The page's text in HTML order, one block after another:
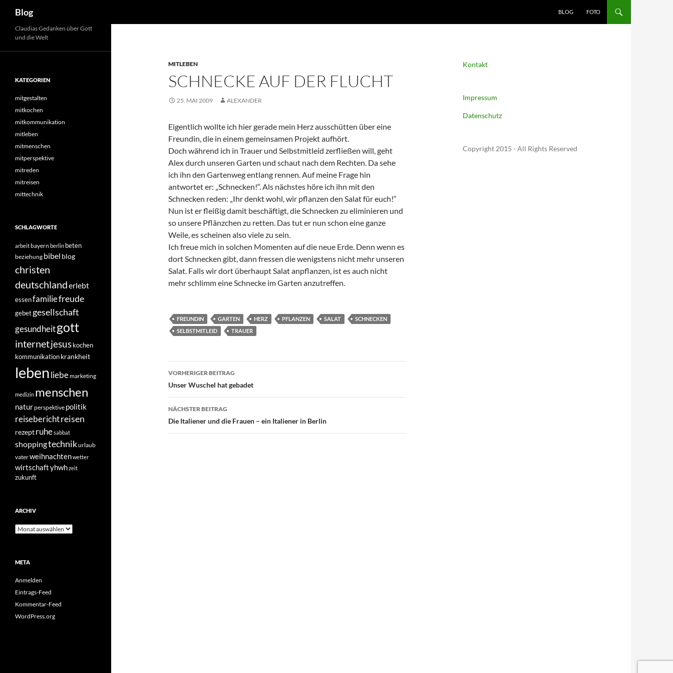
Zum
Inhalt
springen
Blog BLOG FOTO
MITLEBEN
SCHNECKE AUF DER FLUCHT
25. MAI 2009 ALEXANDER
Eigentlich wollte ich hier gerade mein Herz ausschütten über eine
Freundin, die in einem gemeinsamen Projekt aufhört.
Doch während ich in Trauer und Selbstmitleid zerfließen will, geht
Alex durch unseren Garten und schaut nach dem Rechten. Da sehe
ich ihn den Gartenweg entlang rennen. Auf meine Frage hin
antwortet er: „Schnecken!“. Als nächstes höre ich ihn mit den
Schnecken reden: „Ihr denkt wohl, wir pflanzen den Salat für euch!“
Nun ist er fleißig damit beschäftigt, die Schnecken zu eliminieren und
so unsere Pflänzchen zu retten. Das tut er nun schon eine ganze
Weile, es scheinen also viele zu sein.
Ich freue mich in solchen Momenten auf die neue Erde. Denn wenn es
dort Schnecken gibt, dann fressen die wenigstens nicht mehr unseren
Salat. Falls wir dort überhaupt Salat anpflanzen, ist es auch nicht
mehr schlimm eine Schnecke im Garten anzutreffen.
FREUNDIN GARTEN HERZ PFLANZEN SALAT
SCHNECKEN
SELBSTMITLEID
TRAUER
Beitragsnavigation
VORHERIGER BEITRAG
Unser Wuschel hat gebadet
NÄCHSTER BEITRAG
Die Italiener und die Frauen – ein Italiener in Berlin
Kontakt
Impressum
Datenschutz
Copyright 2015 - All Rights Reserved
Claudias Gedanken über Gott
und die Welt
KATEGORIEN
mitgestalten
mitkochen
mitkommunikation
mitleben
mitmenschen
mitperspektive
mitreden
mitreisen
mittechnik
SCHLAGWORTE
arbeitbayern berlin beten
beziehung bibel blog
christen
deutschlanderlebt
essenfamiliefreude
gebetgesellschaft
gesundheitgott
internetjesuskochen
kommunikationkrankheit
lebenliebemarketing
medizin menschen
naturperspektive politik
reiseberichtreisen
rezeptruhesabbat
shoppingtechnikurlaub
vaterweihnachtenwetter
wirtschaftyhwhzeit
zukunft
ARCHIV
Archiv
META
Anmelden
Eintrags-Feed
Kommentar-Feed
WordPress.org